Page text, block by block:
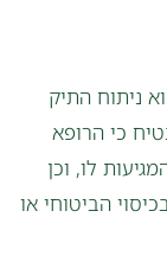
ניתוח התיק
כי הרופא
לו, וכן
הביטוחי או